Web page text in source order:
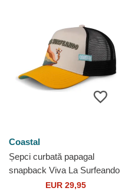
Coastal
Șepci curbată papagal
snapback Viva La Surfeando
HFT de Coastal
EUR 29,95